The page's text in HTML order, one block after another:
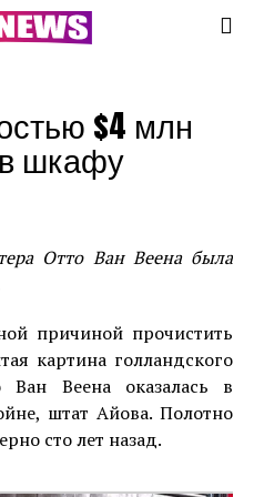
$4 млн
шкафу
Отто Ван Веена была
причиной прочистить
картина голландского
Веена оказалась в
штат Айова. Полотно
сто лет назад.